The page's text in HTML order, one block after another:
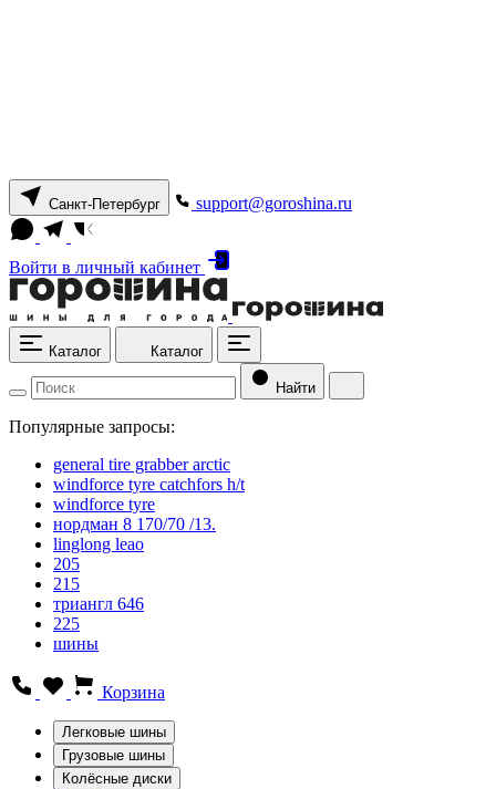
Санкт-Петербург support@goroshina.ru
Войти в личный кабинет
Каталог Каталог
Найти
Популярные запросы:
general tire grabber arctic
windforce tyre catchfors h/t
windforce tyre
нордман 8 170/70 /13.
linglong leao
205
215
триангл 646
225
шины
Корзина
Легковые шины
Грузовые шины
Колёсные диски